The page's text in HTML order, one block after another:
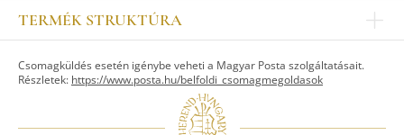
Impresszum
Kapcsolat
Jogi nyilatkozat
TERMÉK STRUKTÚRA
ASZTALKULTÚRA
Csomagküldés esetén igénybe veheti a Magyar Posta szolgáltatásait.
Részletek: https://www.posta.hu/belfoldi_csomagmegoldasok